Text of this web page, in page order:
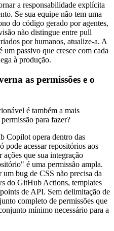
a responsabilidade explícita
Se sua equipe não tem uma
do código gerado por agentes,
não distingue entre pull
por humanos, atualize-a. A
passivo que cresce com cada
à produção.
as permissões e o
é também a mais
para fazer?
Copilot opera dentro das
pode acessar repositórios aos
ações que sua integração
é uma permissão ampla.
bug de CSS não precisa da
do GitHub Actions, templates
de API. Sem delimitação de
completo de permissões que
mínimo necessário para a